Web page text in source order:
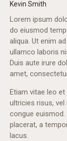
Kevin Smith
Lorem ipsum
do eiusmod
aliqua. Ut enim
ullamco laboris
Duis aute irure
amet,
Etiam vitae leo
ultricies risus,
congue
placerat, a
lacus.